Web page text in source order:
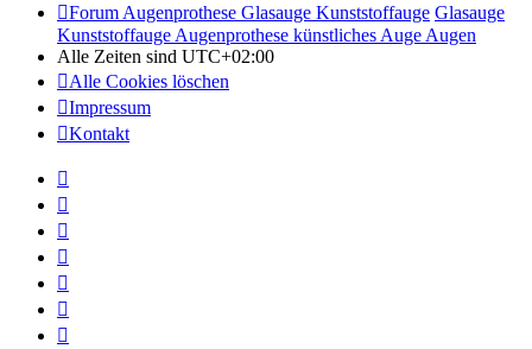
Forum Augenprothese Glasauge Kunststoffauge Glasauge
Kunststoffauge Augenprothese künstliches Auge Augen
Alle Zeiten sind UTC+02:00
Alle Cookies löschen
Impressum
Kontakt